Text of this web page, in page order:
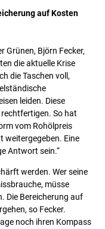
auf Kosten
Grünen, Björn Fecker,
die aktuelle Krise
die Taschen voll,
leiden. Diese
So hat
vom Rohölpreis
weitergegeben. Eine
Antwort sein.“
werden. Wer seine
müsse
Die Bereicherung auf
so Fecker.
noch ihren Kompass